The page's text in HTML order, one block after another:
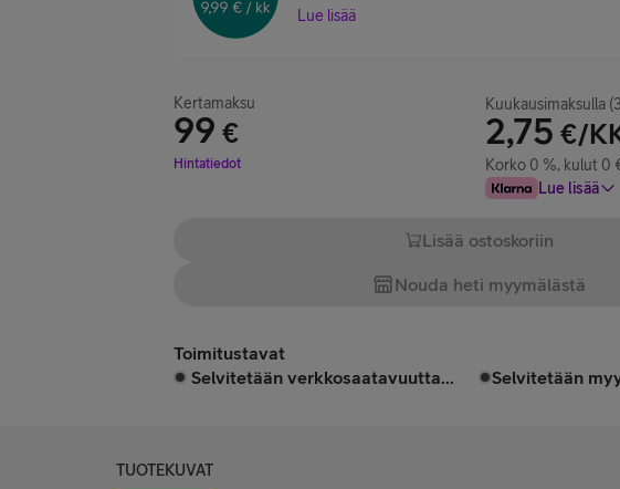
Lue lisää
Kertamaksu
99 €
Hinta 99 €
Hintatiedot
Kuukausimaksulla
2,75 €/
Korko 0 %, kulut 0
Lue lisää
Lisää ostoskoriin
Nouda heti myymälästä
Toimitustavat
Selvitetään verkkosaatavuutta...
Selvitetään
TUOTEKUVAT